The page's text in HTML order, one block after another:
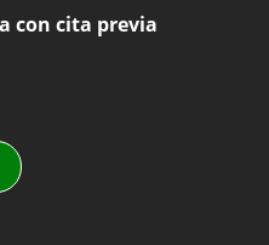
con cita previa